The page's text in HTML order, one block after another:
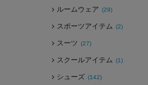
ルームウェア (29)
スポーツアイテム (2)
スーツ (27)
スクールアイテム (1)
シューズ (142)